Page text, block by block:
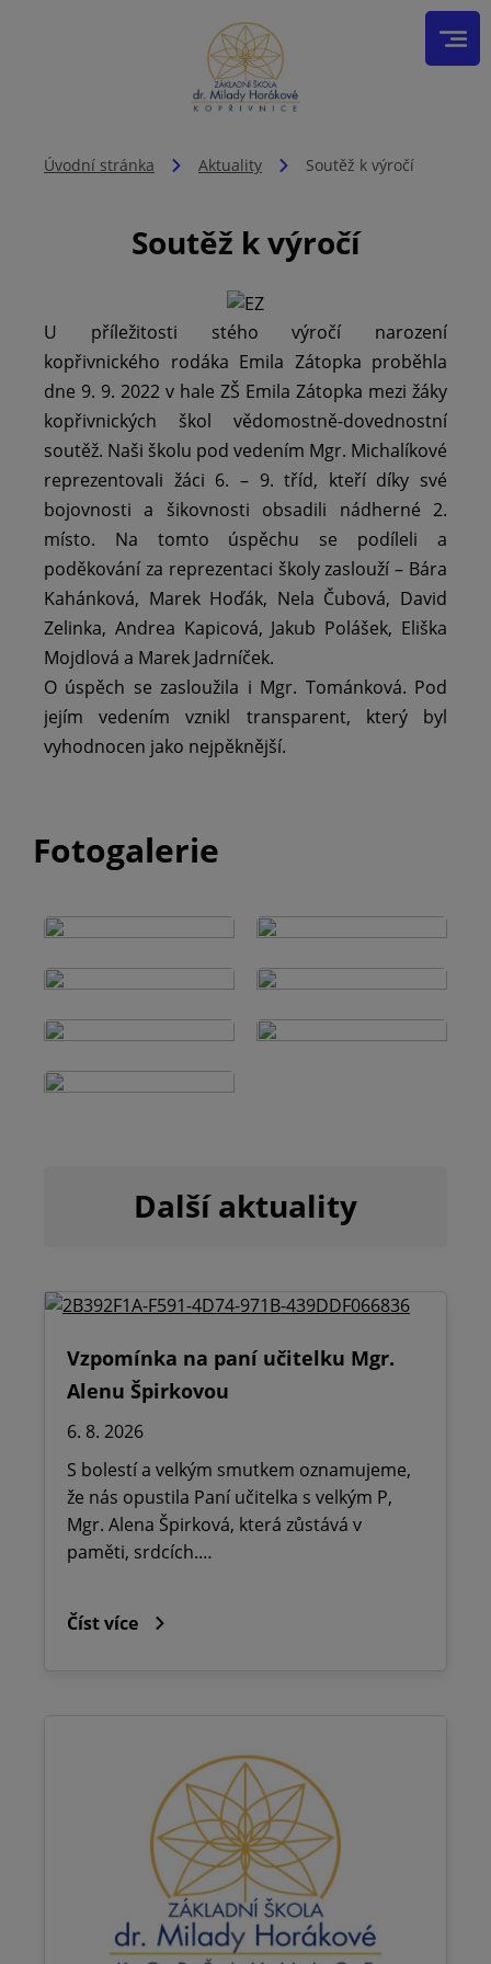
Úvodní stránka Aktuality Soutěž k výročí
Soutěž k výročí
U příležitosti stého výročí narození
kopřivnického rodáka Emila Zátopka proběhla
dne 9. 9. 2022 v hale ZŠ Emila Zátopka mezi žáky
kopřivnických škol vědomostně-dovednostní
soutěž. Naši školu pod vedením Mgr. Michalíkové
reprezentovali žáci 6. – 9. tříd, kteří díky své
bojovnosti a šikovnosti obsadili nádherné 2.
místo. Na tomto úspěchu se podíleli a
poděkování za reprezentaci školy zaslouží – Bára
Kahánková, Marek Hoďák, Nela Čubová, David
Zelinka, Andrea Kapicová, Jakub Polášek, Eliška
Mojdlová a Marek Jadrníček.
O úspěch se zasloužila i Mgr. Tománková. Pod
jejím vedením vznikl transparent, který byl
vyhodnocen jako nejpěknější.
Fotogalerie
Další aktuality
Vzpomínka na paní učitelku Mgr.
Alenu Špirkovou
6. 8. 2026
S bolestí a velkým smutkem oznamujeme,
že nás opustila Paní učitelka s velkým P,
Mgr. Alena Špirková, která zůstává v
paměti, srdcích.…
Číst více